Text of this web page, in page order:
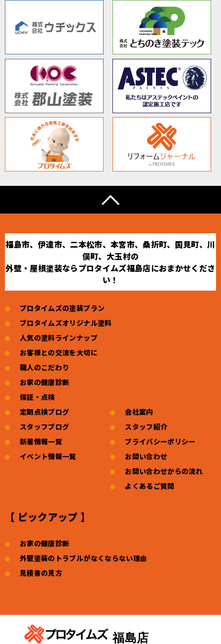
福島市、伊達市、二本松市、本宮市、桑折町、国見町、川
俣町、大玉村の
外壁・屋根塗装ならプロタイムズ福島店におまかせくださ
い！
プロタイムズの塗装プラン
プロタイムズオリジナル塗料
人気の塗料ラインナップ
お客様との交流を大切に
職人のこだわり
お家の健康診断
保証・点検
定期点検ブログ
スタッフブログ
新着情報一覧
イベント情報一覧
会社案内
スタッフ紹介
プライバシーポリシー
お問い合わせ
お問い合わせからの流れ
よくあるご質問
【 ピックアップ 】
お家の健康診断
外壁塗装のトラブルがなくならない理由
見積書の見方
福島店